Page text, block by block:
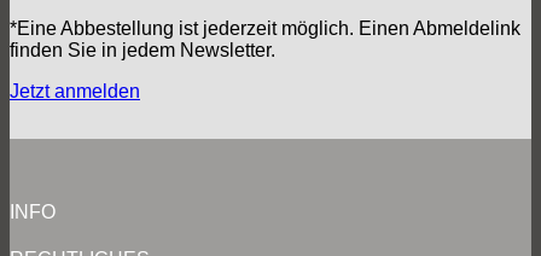
*Eine Abbestellung ist jederzeit möglich. Einen Abmeldelink
finden Sie in jedem Newsletter.
Jetzt anmelden
INFO